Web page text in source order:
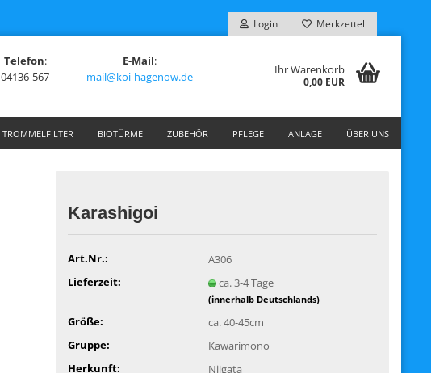
Login Merkzettel
Telefon:
04136-567
E-Mail:
mail@koi-hagenow.de
Ihr Warenkorb
0,00 EUR
TROMMELFILTER BIOTÜRME ZUBEHÖR PFLEGE ANLAGE ÜBER UNS
Karashigoi
Art.Nr.:
A306
Lieferzeit:
ca. 3-4 Tage
(innerhalb Deutschlands)
Größe:
ca. 40-45cm
Gruppe:
Kawarimono
Herkunft:
Niigata